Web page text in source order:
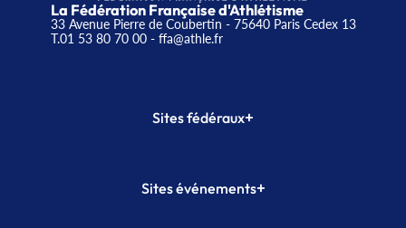
La Fédération Française d'Athlétisme
33 Avenue Pierre de Coubertin - 75640 Paris Cedex 13
T.01 53 80 70 00- ffa@athle.fr
Sites fédéraux+
Plateforme Formation
Sites événements+